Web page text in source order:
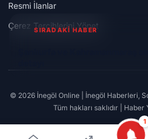
1
Resmi İlanlar
Çerez Tercihlerini Yönet
© 2026 İnegöl Online | İnegöl Haberleri,
Tüm hakları saklıdır | Haber
SIRADAKİ HABER